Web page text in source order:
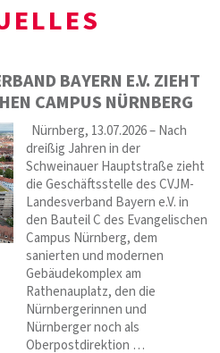
BAYERN E.V. ZIEHT
CAMPUS NÜRNBERG
Nürnberg, 13.07.2026 – Nach
dreißig Jahren in der
Schweinauer Hauptstraße zieht
die Geschäftsstelle des CVJM-
Landesverband Bayern e.V. in
den Bauteil C des Evangelischen
Campus Nürnberg, dem
sanierten und modernen
Gebäudekomplex am
Rathenauplatz, den die
Nürnbergerinnen und
Nürnberger noch als
Oberpostdirektion …